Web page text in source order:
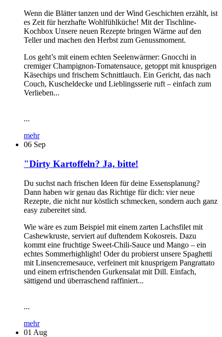
Wenn die Blätter tanzen und der Wind Geschichten erzählt, ist
es Zeit für herzhafte Wohlfühlküche! Mit der Tischline-
Kochbox Unsere neuen Rezepte bringen Wärme auf den
Teller und machen den Herbst zum Genussmoment.
Los geht’s mit einem echten Seelenwärmer: Gnocchi in
cremiger Champignon-Tomatensauce, getoppt mit knusprigen
Käsechips und frischem Schnittlauch. Ein Gericht, das nach
Couch, Kuscheldecke und Lieblingsserie ruft – einfach zum
Verlieben...
...
mehr
06 Sep
"Dirty Kartoffeln? Ja, bitte!
Du suchst nach frischen Ideen für deine Essensplanung?
Dann haben wir genau das Richtige für dich: vier neue
Rezepte, die nicht nur köstlich schmecken, sondern auch ganz
easy zubereitet sind.
Wie wäre es zum Beispiel mit einem zarten Lachsfilet mit
Cashewkruste, serviert auf duftendem Kokosreis. Dazu
kommt eine fruchtige Sweet-Chili-Sauce und Mango – ein
echtes Sommerhighlight! Oder du probierst unsere Spaghetti
mit Linsencremesauce, verfeinert mit knusprigem Pangrattato
und einem erfrischenden Gurkensalat mit Dill. Einfach,
sättigend und überraschend raffiniert...
...
mehr
01 Aug